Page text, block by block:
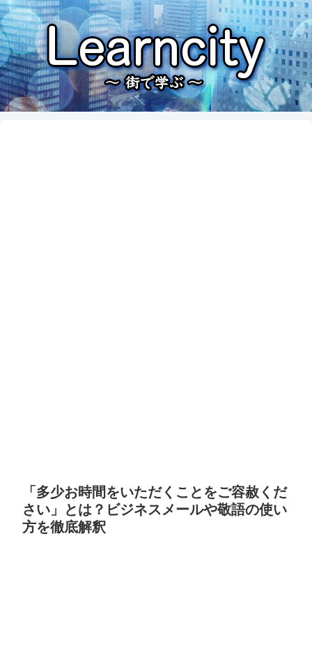
「多少お時間をいただくことをご容赦くだ
さい」とは？ビジネスメールや敬語の使い
方を徹底解釈